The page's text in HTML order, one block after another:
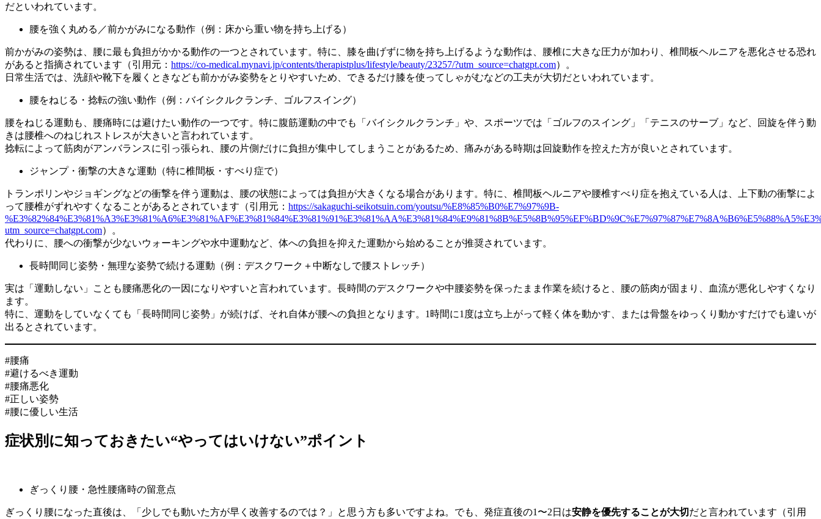
だといわれています。
腰を強く丸める／前かがみになる動作（例：床から重い物を持ち上げる）
前かがみの姿勢は、腰に最も負担がかかる動作の一つとされています。特に、膝を曲げずに物を持ち上げるような動作は、腰椎に大きな圧力が加わり、椎間板ヘルニアを悪化させる恐れ
があると指摘されています（引用元： https://co-medical.mynavi.jp/contents/therapistplus/lifestyle/beauty/23257/?utm_source=chatgpt.com）。
日常生活では、洗顔や靴下を履くときなども前かがみ姿勢をとりやすいため、できるだけ膝を使ってしゃがむなどの工夫が大切だといわれています。
腰をねじる・捻転の強い動作（例：バイシクルクランチ、ゴルフスイング）
腰をねじる運動も、腰痛時には避けたい動作の一つです。特に腹筋運動の中でも「バイシクルクランチ」や、スポーツでは「ゴルフのスイング」「テニスのサーブ」など、回旋を伴う動
きは腰椎へのねじれストレスが大きいと言われています。
捻転によって筋肉がアンバランスに引っ張られ、腰の片側だけに負担が集中してしまうことがあるため、痛みがある時期は回旋動作を控えた方が良いとされています。
ジャンプ・衝撃の大きな運動（特に椎間板・すべり症で）
トランポリンやジョギングなどの衝撃を伴う運動は、腰の状態によっては負担が大きくなる場合があります。特に、椎間板ヘルニアや腰椎すべり症を抱えている人は、上下動の衝撃によ
って腰椎がずれやすくなることがあるとされています（引用元： https://sakaguchi-seikotsuin.com/youtsu/%E8%85%B0%E7%97%9B-
utm_source=chatgpt.com）。
代わりに、腰への衝撃が少ないウォーキングや水中運動など、体への負担を抑えた運動から始めることが推奨されています。
長時間同じ姿勢・無理な姿勢で続ける運動（例：デスクワーク＋中断なしで腰ストレッチ）
実は「運動しない」ことも腰痛悪化の一因になりやすいと言われています。長時間のデスクワークや中腰姿勢を保ったまま作業を続けると、腰の筋肉が固まり、血流が悪化しやすくなり
ます。
特に、運動をしていなくても「長時間同じ姿勢」が続けば、それ自体が腰への負担となります。1時間に1度は立ち上がって軽く体を動かす、または骨盤をゆっくり動かすだけでも違いが
出るとされています。
#腰痛
#避けるべき運動
#腰痛悪化
#正しい姿勢
#腰に優しい生活
症状別に知っておきたい“やってはいけない”ポイント
ぎっくり腰・急性腰痛時の留意点
ぎっくり腰になった直後は、「少しでも動いた方が早く改善するのでは？」と思う方も多いですよね。でも、発症直後の1〜2日は安静を優先することが大切だと言われています（引用